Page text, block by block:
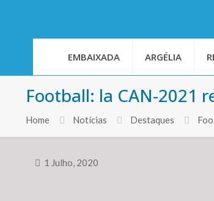
EMBAIXADA ARGÉLIA
Football: la CAN-2021
Home Notícias Destaques
1 Julho, 2020